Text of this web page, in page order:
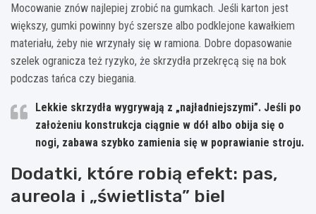
Mocowanie znów najlepiej zrobić na gumkach. Jeśli karton jest
większy, gumki powinny być szersze albo podklejone kawałkiem
materiału, żeby nie wrzynały się w ramiona. Dobre dopasowanie
szelek ogranicza też ryzyko, że skrzydła przekręcą się na bok
podczas tańca czy biegania.
Lekkie skrzydła wygrywają z „najładniejszymi”. Jeśli po
założeniu konstrukcja ciągnie w dół albo obija się o
nogi, zabawa szybko zamienia się w poprawianie stroju.
Dodatki, które robią efekt: pas,
aureola i „świetlista” biel